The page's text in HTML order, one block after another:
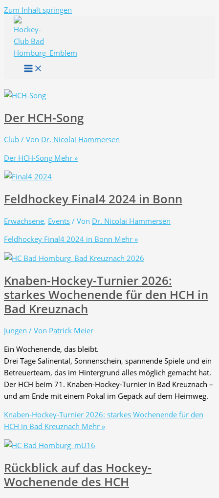
Zum Inhalt springen
Der HCH-Song
Club / Von Dr. Nicolai Hammersen
Der HCH-Song Mehr »
Feldhockey Final4 2024 in Bonn
Erwachsene, Events / Von Dr. Nicolai Hammersen
Feldhockey Final4 2024 in Bonn Mehr »
Knaben-Hockey-Turnier 2026:
starkes Wochenende für den HCH in
Bad Kreuznach
Jungen / Von Patrick Meier
Ein Wochenende, das bleibt.
Drei Tage Salinental, Sonnenschein, spannende Spiele und ein
Betreuerteam, das im Hintergrund alles möglich gemacht hat.
Der HCH beim 71. Knaben-Hockey-Turnier in Bad Kreuznach –
und am Ende mit einem Pokal im Gepäck auf dem Heimweg.
Knaben-Hockey-Turnier 2026: starkes Wochenende für den
HCH in Bad Kreuznach Mehr »
Rückblick auf das Hockey-
Wochenende des HCH